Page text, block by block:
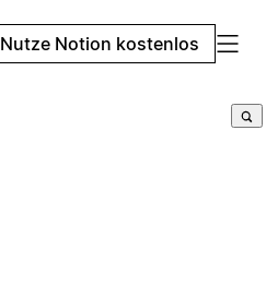
Nutze Notion kostenlos